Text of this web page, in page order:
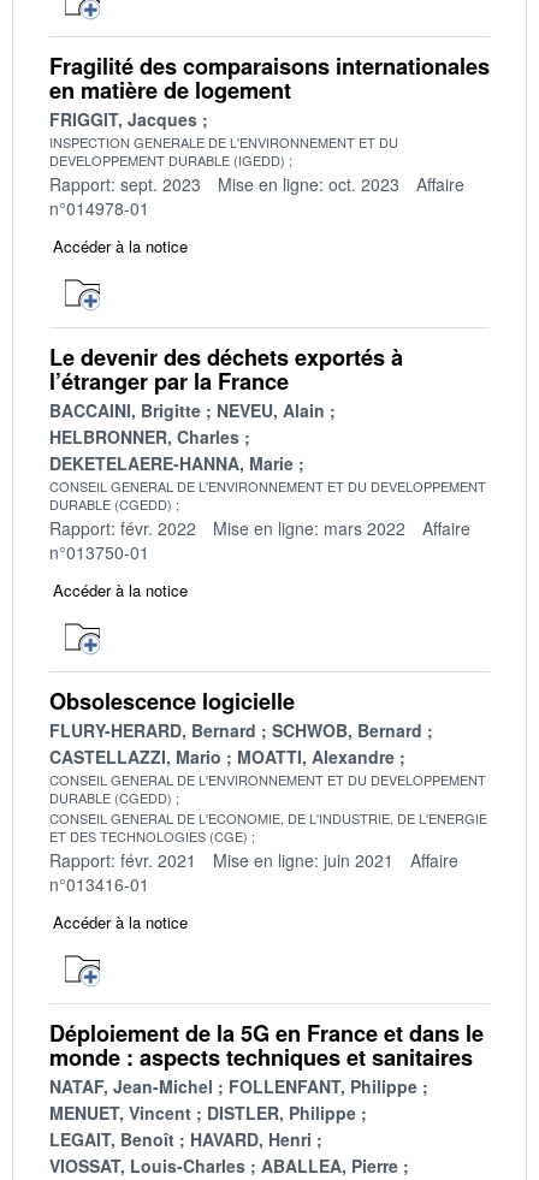
Fragilité des comparaisons internationales
en matière de logement
FRIGGIT, Jacques
INSPECTION GENERALE DE L'ENVIRONNEMENT ET DU
DEVELOPPEMENT DURABLE (IGEDD)
Rapport: sept. 2023 Mise en ligne: oct. 2023
Affaire
n°014978-01
Accéder à la notice
Le devenir des déchets exportés à
l’étranger par la France
BACCAINI, Brigitte
NEVEU, Alain
HELBRONNER, Charles
DEKETELAERE-HANNA, Marie
CONSEIL GENERAL DE L'ENVIRONNEMENT ET DU DEVELOPPEMENT
DURABLE (CGEDD)
Rapport: févr. 2022 Mise en ligne: mars 2022
Affaire
n°013750-01
Accéder à la notice
Obsolescence logicielle
FLURY-HERARD, Bernard
SCHWOB, Bernard
CASTELLAZZI, Mario
MOATTI, Alexandre
CONSEIL GENERAL DE L'ENVIRONNEMENT ET DU DEVELOPPEMENT
DURABLE (CGEDD)
CONSEIL GENERAL DE L'ECONOMIE, DE L'INDUSTRIE, DE L'ENERGIE
ET DES TECHNOLOGIES (CGE)
Rapport: févr. 2021 Mise en ligne: juin 2021
Affaire
n°013416-01
Accéder à la notice
Déploiement de la 5G en France et dans le
monde : aspects techniques et sanitaires
NATAF, Jean-Michel
FOLLENFANT, Philippe
MENUET, Vincent
DISTLER, Philippe
LEGAIT, Benoît
HAVARD, Henri
VIOSSAT, Louis-Charles
ABALLEA, Pierre